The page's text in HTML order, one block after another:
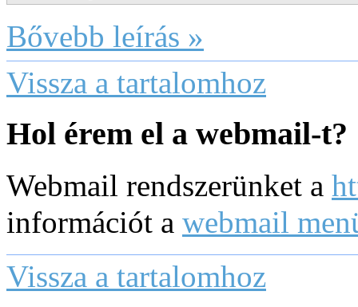
Bővebb leírás »
Vissza a tartalomhoz
Hol érem el a webmail-t?
Webmail rendszerünket a
információt a webmail
Vissza a tartalomhoz